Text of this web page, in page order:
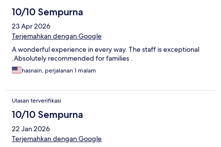
10/10 Sempurna
23 Apr 2026
Terjemahkan dengan Google
A wonderful experience in every way. The staff is exceptional
.Absolutely recommended for families .
hasnain, perjalanan 1 malam
Ulasan terverifikasi
10/10 Sempurna
22 Jan 2026
Terjemahkan dengan Google